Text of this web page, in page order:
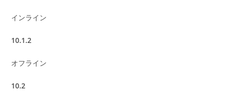
インライン
10.1.2
オフライン
10.2